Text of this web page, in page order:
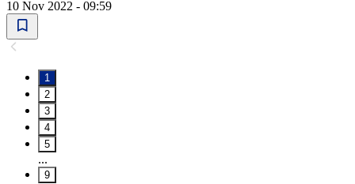
10 Nov 2022 - 09:59
1
2
3
4
5
...
9